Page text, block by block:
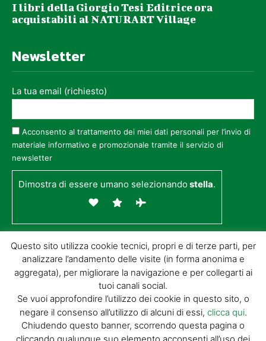
I libri della Giorgio Tesi Editrice ora
acquistabili al NATURART Village
Newsletter
La tua email (richiesto)
Acconsento al trattamento dei miei dati personali per l’invio di
materiale informativo e promozionale tramite il servizio di
newsletter
Dimostra di essere umano selezionandostella.
© GIORGIO TESI EDITRICE S.R.L. | P.IVA
01732650476 | VIA DI BADIA 14 – 51100 LOC.
Questo sito utilizza cookie tecnici, propri e di terze parti, per
analizzare l’andamento delle visite (in forma anonima e
aggregata), per migliorare la navigazione e per collegarti ai
tuoi canali social.
Se vuoi approfondire l’utilizzo dei cookie in questo sito, o
negare il consenso all’utilizzo di alcuni di essi, clicca qui.
Chiudendo questo banner, scorrendo questa pagina o
cliccando qualunque suo elemento acconsenti all’uso dei